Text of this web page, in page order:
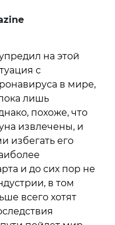
на этой
с
в мире,
лишь
похоже, что
извлечены, и
избегать его
и до сих пор не
в том
всего хотят